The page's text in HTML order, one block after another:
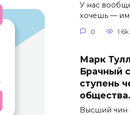
У нас
хочешь —
0 1.6k.
Марк
Брачный
ступень
общества.
Высший чин